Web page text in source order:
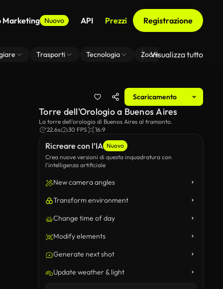
Marketing Nuovo API Prezzi Registrazione
Trasporti Tecnologia Zoom Di Sfondo Virtuale
Visualizza tutto
Scaricamento
Ricreare con l’IA Nuovo
Crea nuove versioni di questa inquadratura con
l’intelligenza artificiale
New camera angles
Transform environment
Change time of day
Modify elements
Generate next shot
Update weather & light
Torre dell'Orologio a Buenos Aires
La torre dell'orologio di Buenos Aires al tramonto.
22.6s
30 FPS 16:9